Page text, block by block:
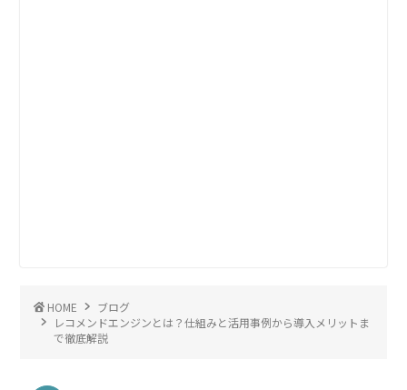
HOME
ブログ
レコメンドエンジンとは？仕組みと活用事例から導入メリットま
で徹底解説